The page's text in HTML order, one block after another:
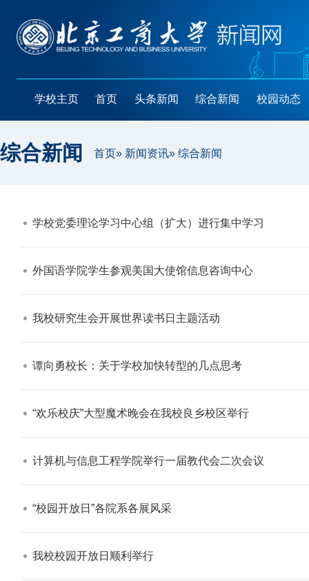
学校主页 首页 头条新闻 综合新闻 校园动态
综合新闻 首页» 新闻资讯» 综合新闻
学校党委理论学习中心组（扩大）进行集中学习​
外国语学院学生参观美国大使馆信息咨询中心​
我校研究生会开展世界读书日主题活动​
谭向勇校长：关于学校加快转型的几点思考​
“欢乐校庆”大型魔术晚会在我校良乡校区举行​
计算机与信息工程学院举行一届教代会二次会议​
“校园开放日”各院系各展风采​
我校校园开放日顺利举行​